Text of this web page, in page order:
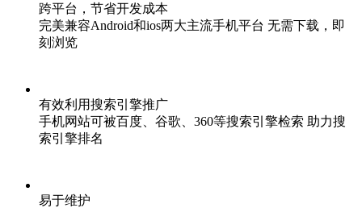
跨平台，节省开发成本
完美兼容Android和ios两大主流手机平台 无需下载，即
刻浏览
有效利用搜索引擎推广
手机网站可被百度、谷歌、360等搜索引擎检索 助力搜
索引擎排名
易于维护